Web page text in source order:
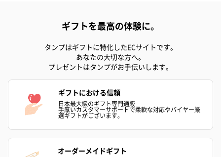
キャンドル・お香を同梱してお届けいたします。
ギフトを最高の体験に。
タンプはギフトに特化したECサイトです。
あなたの大切な方へ。
プレゼントはタンプがお手伝いします。
ギフトにおける信頼
日本最大級のギフト専門通販
手厚いカスタマーサポートで柔軟な対応やバイヤー厳
選ギフトがございます。
オーダーメイドギフト